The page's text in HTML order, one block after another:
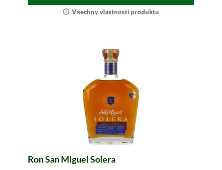
Všechny vlastnosti produktu
Ron San Miguel Solera